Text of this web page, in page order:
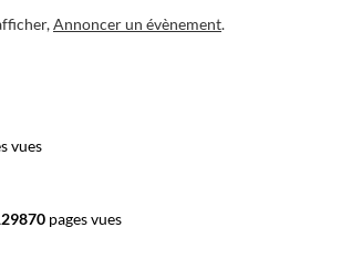
Annoncer un évènement.
vues
pages vues